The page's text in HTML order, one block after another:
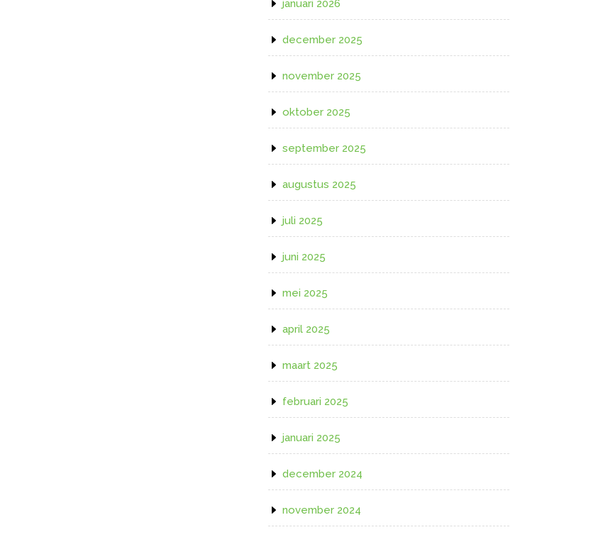
januari 2026
december 2025
november 2025
oktober 2025
september 2025
augustus 2025
juli 2025
juni 2025
mei 2025
april 2025
maart 2025
februari 2025
januari 2025
december 2024
november 2024